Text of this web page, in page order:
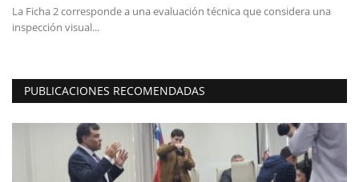
La Ficha 2 corresponde a una evaluación técnica que considera una
inspección visual...
PUBLICACIONES RECOMENDADAS